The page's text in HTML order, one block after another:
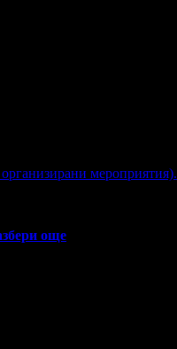
мероприятия).
още